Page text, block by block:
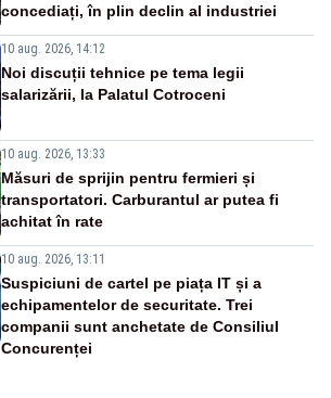
concediați, în plin declin al industriei
10 aug. 2026, 14:12
Noi discuții tehnice pe tema legii
salarizării, la Palatul Cotroceni
10 aug. 2026, 13:33
Măsuri de sprijin pentru fermieri și
transportatori. Carburantul ar putea fi
achitat în rate
10 aug. 2026, 13:11
Suspiciuni de cartel pe piața IT și a
echipamentelor de securitate. Trei
companii sunt anchetate de Consiliul
Concurenței